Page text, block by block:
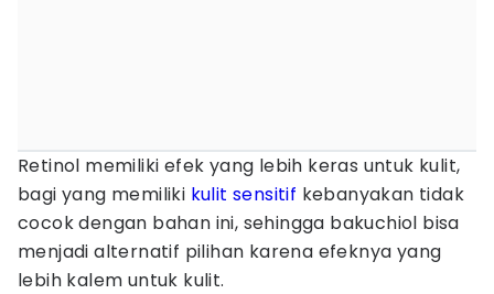
Retinol memiliki efek yang lebih keras untuk kulit,
bagi yang memiliki kulit sensitif kebanyakan tidak
cocok dengan bahan ini, sehingga bakuchiol bisa
menjadi alternatif pilihan karena efeknya yang
lebih kalem untuk kulit.